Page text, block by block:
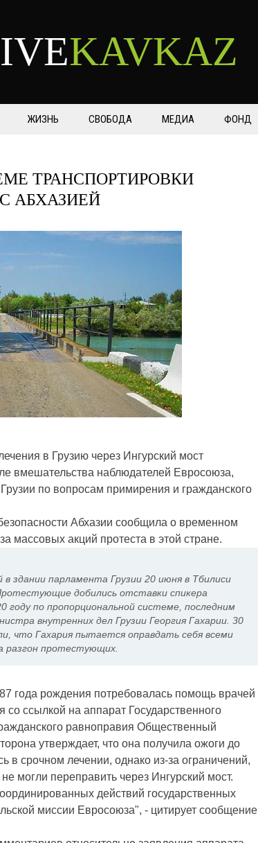
KAVKAZ
ЖИЗНЬ СВОБОДА МЕДИА ФОНД
ТРАНСПОРТИРОВКИ
АБХАЗИЕЙ
в Грузию через Ингурский мост
вмешательства наблюдателей Евросоюза,
по вопросам примирения и гражданского
Абхазии сообщила о временном
массовых акций протеста в этой стране.
в здании парламента Грузии 20 июня в Тбилиси
добились отставки спикера
году по пропорциональной системе, последним
внутренних дел Грузии Георгия Гахарии. 30
что Гахария пытается оправдать себя всеми
протестующих.
года рождения потребовалась помощь врачей
ссылкой на аппарат Государственного
равноправия Общественный
утверждает, что она получила ожоги до
в срочном лечении, однако из-за ограничений,
могли переправить через Ингурский мост.
действий государственных
миссии Евросоюза", - цитирует сообщение